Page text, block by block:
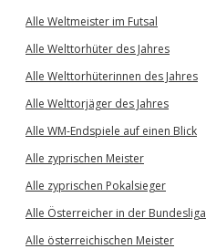
Alle Weltmeister im Futsal
Alle Welttorhüter des Jahres
Alle Welttorhüterinnen des Jahres
Alle Welttorjäger des Jahres
Alle WM-Endspiele auf einen Blick
Alle zyprischen Meister
Alle zyprischen Pokalsieger
Alle Österreicher in der Bundesliga
Alle österreichischen Meister